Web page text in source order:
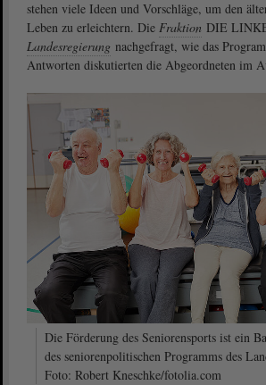
stehen viele Ideen und Vorschläge, um den
Leben zu erleichtern. Die Fraktion DIE
Landesregierung nachgefragt, wie das
Antworten diskutierten die Abgeordneten im
Die Förderung des Seniorensports ist ein
des seniorenpolitischen Programms des
Foto: Robert Kneschke/fotolia.com